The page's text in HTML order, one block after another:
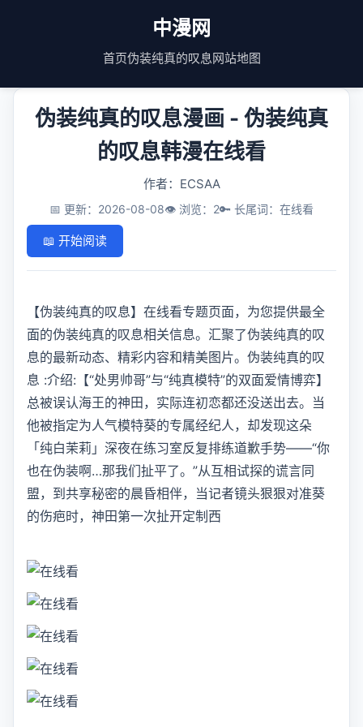
中漫网
首页伪装纯真的叹息网站地图
伪装纯真的叹息漫画 - 伪装纯真
的叹息韩漫在线看
作者：ECSAA
📅 更新：2026-08-08👁️ 浏览：2🔑 长尾词：在线看
📖 开始阅读
【伪装纯真的叹息】在线看专题页面，为您提供最全
面的伪装纯真的叹息相关信息。汇聚了伪装纯真的叹
息的最新动态、精彩内容和精美图片。伪装纯真的叹
息 :介绍:【“处男帅哥”与“纯真模特”的双面爱情博弈】
总被误认海王的神田，实际连初恋都还没送出去。当
他被指定为人气模特葵的专属经纪人，却发现这朵
「纯白茉莉」深夜在练习室反复排练道歉手势——“你
也在伪装啊…那我们扯平了。”从互相试探的谎言同
盟，到共享秘密的晨昏相伴，当记者镜头狠狠对准葵
的伤疤时，神田第一次扯开定制西